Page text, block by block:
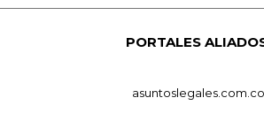
PORTALES
asuntoslegales.com.co